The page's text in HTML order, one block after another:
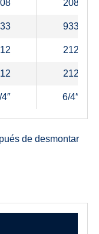
208
933
212
212
6/4″
de desmontar